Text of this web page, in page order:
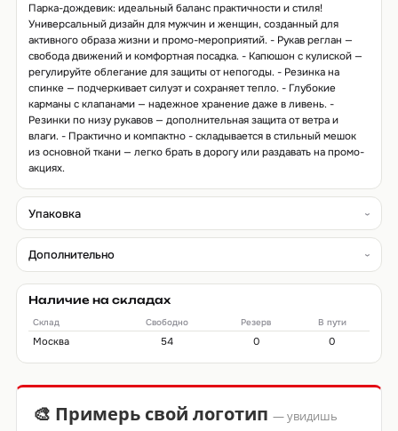
Парка-дождевик: идеальный баланс практичности и стиля!
Универсальный дизайн для мужчин и женщин, созданный для
активного образа жизни и промо-мероприятий. - Рукав реглан —
свобода движений и комфортная посадка. - Капюшон с кулиской —
регулируйте облегание для защиты от непогоды. - Резинка на
спинке — подчеркивает силуэт и сохраняет тепло. - Глубокие
карманы с клапанами — надежное хранение даже в ливень. -
Резинки по низу рукавов — дополнительная защита от ветра и
влаги. - Практично и компактно - складывается в стильный мешок
из основной ткани — легко брать в дорогу или раздавать на промо-
акциях.
Упаковка
Дополнительно
Наличие на складах
Склад Свободно Резерв В пути
Москва 54 0 0
🎨 Примерь свой логотип — увидишь